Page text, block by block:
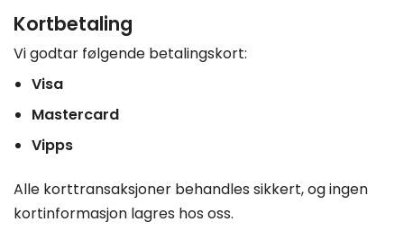
Kortbetaling
Vi godtar følgende betalingskort:
Visa
Mastercard
Vipps
Alle korttransaksjoner behandles sikkert, og ingen
kortinformasjon lagres hos oss.